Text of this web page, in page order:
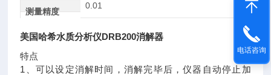
测量精度
0.01
美国哈希水质分析仪DRB200消解器
特点
1、可以设定消解时间，消解完毕后，仪器自动停止加
电话咨询